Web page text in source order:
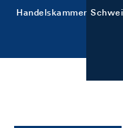
Handelskammer